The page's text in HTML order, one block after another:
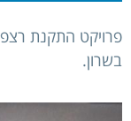
פרויקט התקנת
בשרון.